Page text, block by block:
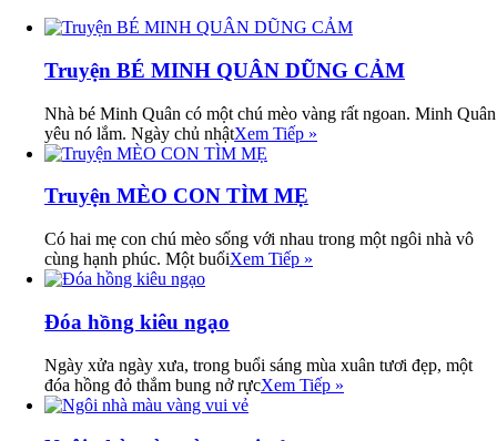
Truyện BÉ MINH QUÂN DŨNG CẢM
Nhà bé Minh Quân có một chú mèo vàng rất ngoan. Minh Quân
yêu nó lắm. Ngày chủ nhậtXem Tiếp »
Truyện MÈO CON TÌM MẸ
Có hai mẹ con chú mèo sống với nhau trong một ngôi nhà vô
cùng hạnh phúc. Một buổiXem Tiếp »
Đóa hồng kiêu ngạo
Ngày xửa ngày xưa, trong buổi sáng mùa xuân tươi đẹp, một
đóa hồng đỏ thắm bung nở rựcXem Tiếp »